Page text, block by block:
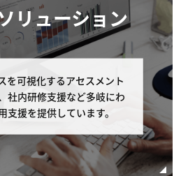
り消す場合の代金の取扱 お
り消しを申し出たコースの受
様の申し出日により以下の通
下の該当日が弊社休業日にあ
払いが完了している場合、
営業日以前のキャンセルに
致します。 また、受講費用
完了に関わらず、コース開催
10営業日前含む）のキャン
講費用の全額をお支払いいた
リューション
を可視化するアセスメント
社内研修支援など多岐にわ
支援を提供しています。